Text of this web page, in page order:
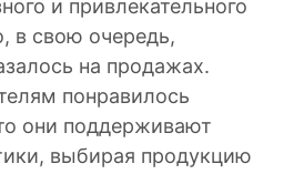
и привлекательного
в свою очередь,
на продажах.
понравилось
они поддерживают
выбирая продукцию